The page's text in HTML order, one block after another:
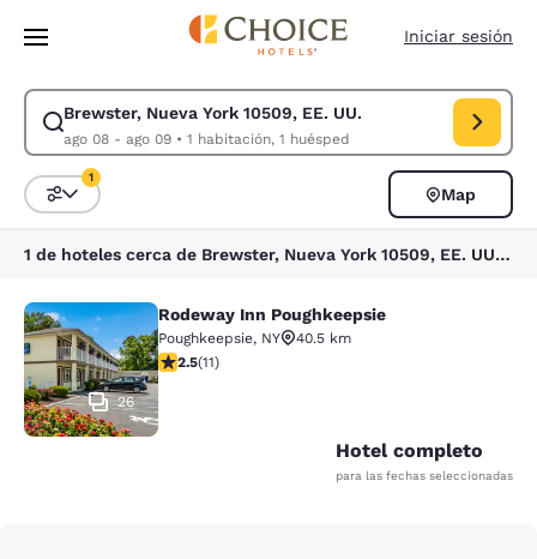
Pasar A Contenido Principal
Iniciar sesión
Brewster, Nueva York 10509, EE. UU.
ago 08 - ago 09• 1 habitación, 1 huésped
Modificar la búsqueda de Brewster, Nueva York 10509, EE. UU..
Ordenar y filtrar
1
Map
1 de hoteles cerca de Brewster, Nueva York 10509, EE. UU. coinciden con tus filtros
Rodeway Inn Poughkeepsie
26
Rodeway Inn Poughkeepsie
Poughkeepsie, NY
40.5 km
calificación de 2.45 estrellas. Feria. 11 reseñas
2.5(11)
Hotel completo
para las fechas seleccionadas